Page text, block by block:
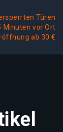
Türen
Minuten vor Ort
ab 30 €